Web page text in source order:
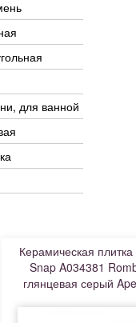
для ванной
Керамическая
Snap A034381
глянцевая серый